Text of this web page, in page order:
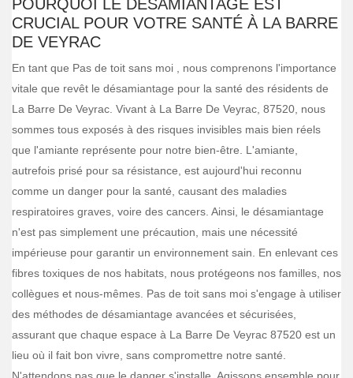
POURQUOI LE DÉSAMIANTAGE EST
CRUCIAL POUR VOTRE SANTÉ À LA BARRE
DE VEYRAC
En tant que Pas de toit sans moi , nous comprenons l'importance
vitale que revêt le désamiantage pour la santé des résidents de
La Barre De Veyrac. Vivant à La Barre De Veyrac, 87520, nous
sommes tous exposés à des risques invisibles mais bien réels
que l'amiante représente pour notre bien-être. L'amiante,
autrefois prisé pour sa résistance, est aujourd'hui reconnu
comme un danger pour la santé, causant des maladies
respiratoires graves, voire des cancers. Ainsi, le désamiantage
n'est pas simplement une précaution, mais une nécessité
impérieuse pour garantir un environnement sain. En enlevant ces
fibres toxiques de nos habitats, nous protégeons nos familles, nos
collègues et nous-mêmes. Pas de toit sans moi s'engage à utiliser
des méthodes de désamiantage avancées et sécurisées,
assurant que chaque espace à La Barre De Veyrac 87520 est un
lieu où il fait bon vivre, sans compromettre notre santé.